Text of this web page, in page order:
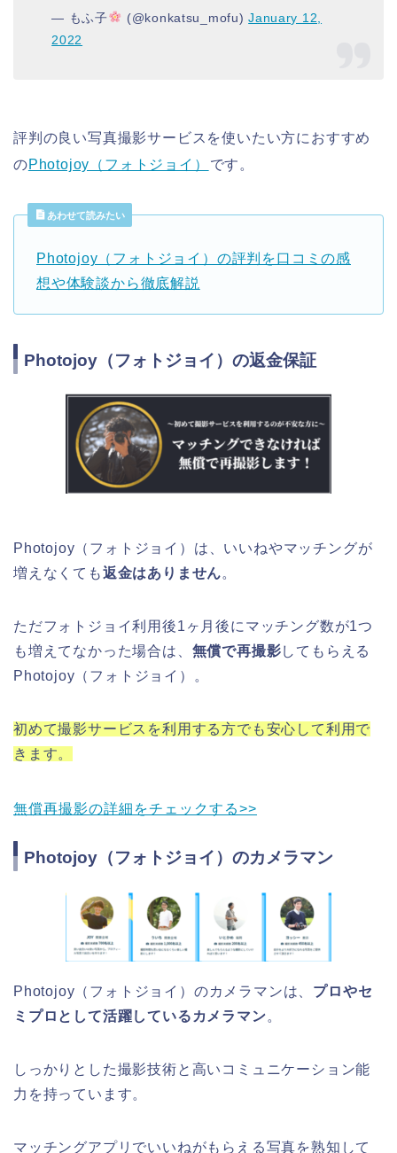
— もふ子 (@konkatsu_mofu)January 12,
2022
評判の良い写真撮影サービスを使いたい方におすすめ
のPhotojoy（フォトジョイ） です。
あわせて読みたい
Photojoy（フォトジョイ）の評判を口コミの感
想や体験談から徹底解説
Photojoy（フォトジョイ）の返金保証
Photojoy（フォトジョイ）は、いいねやマッチングが
増えなくても返金はありません。
ただフォトジョイ利用後1ヶ月後にマッチング数が1つ
も増えてなかった場合は、 無償で再撮影してもらえる
Photojoy（フォトジョイ）。
初めて撮影サービスを利用する方でも安心して利用で
きます。
無償再撮影の詳細をチェックする>>
Photojoy（フォトジョイ）のカメラマン
Photojoy（フォトジョイ）のカメラマンは、 プロやセ
ミプロとして活躍しているカメラマン。
しっかりとした撮影技術と高いコミュニケーション能
力を持っています。
マッチングアプリでいいねがもらえる写真を熟知して